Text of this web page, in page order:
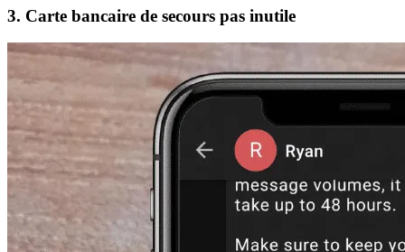
3. Carte bancaire de secours pas inutile